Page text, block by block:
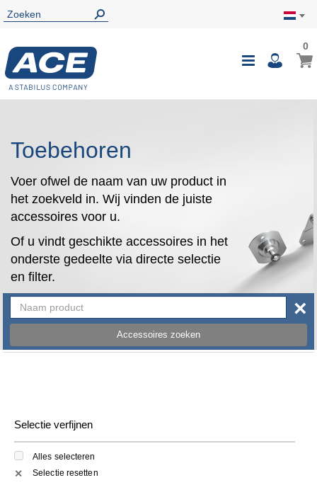
Toggle
00
Toebehoren
Voer ofwel de naam van uw product in
het zoekveld in. Wij vinden de juiste
accessoires voor u.
Of u vindt geschikte accessoires in het
onderste gedeelte via directe selectie
en filter.
Accessoires zoeken
×
Selectie verfijnen
Alles selecteren
✕ Selectie resetten